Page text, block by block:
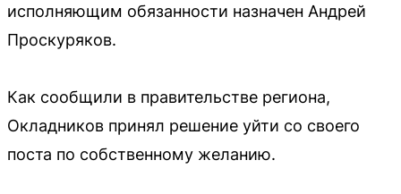
исполняющим обязанности назначен Андрей
Проскуряков.
Как сообщили в правительстве региона,
Окладников принял решение уйти со своего
поста по собственному желанию.